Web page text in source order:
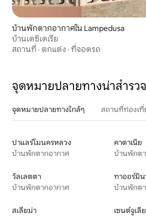
บ้านพักตากอากาศใน Lampedusa
บ้านเดซิเดเรีย
สถานที่ · ตกแต่ง · ที่จอดรถ
จุดหมายปลายทางน่าสำรวจ
จุดหมายปลายทางใกล้ๆ สถานที่ท่องเ
ปาแลร์โมนครหลวง
บ้านพักตากอากาศ
คาตาเนีย
บ้านพักต
วัลเลตตา
บ้านพักตากอากาศ
ทาออร์มิน
บ้านพักต
สเลียม่า
เซนต์จูเลี